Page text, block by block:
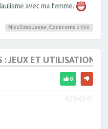
avec ma femme.
MissSaxoJaune Cocucornu a liké
: JEUX ET UTILISATION,
8
#2946141